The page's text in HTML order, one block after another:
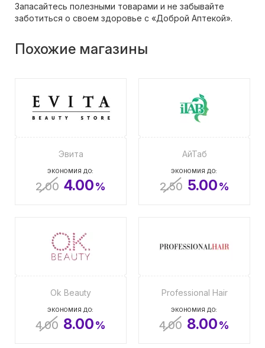
Запасайтесь полезными товарами и не забывайте
заботиться о своем здоровье с «Доброй Аптекой».
Похожие магазины
Эвита
ЭКОНОМИЯ ДО:
2.00 4.00%
АйТаб
ЭКОНОМИЯ ДО:
2.50 5.00%
Ok Beauty
ЭКОНОМИЯ ДО:
4.00 8.00%
Professional Hair
ЭКОНОМИЯ ДО:
4.00 8.00%